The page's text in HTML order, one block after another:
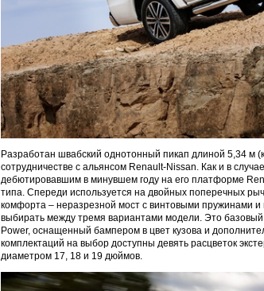
Разработан швабский однотонный пикап длиной 5,34 м
сотрудничестве с альянсом Renault-Nissan. Как и в
дебютировавшим в минувшем году на его платформе
типа. Спереди используется на двойных поперечных
комфорта – неразрезной мост с винтовыми пружинами и
выбирать между тремя вариантами модели. Это
Power, оснащенный бампером в цвет кузова и
комплектаций на выбор доступны девять расцветок
диаметром 17, 18 и 19 дюймов.